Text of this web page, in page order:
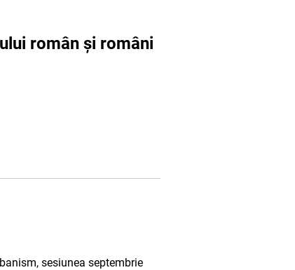
român și români
sesiunea septembrie